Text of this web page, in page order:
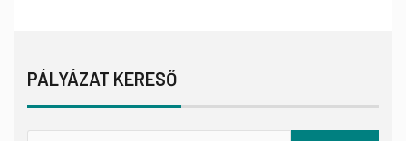
PÁLYÁZAT KERESŐ